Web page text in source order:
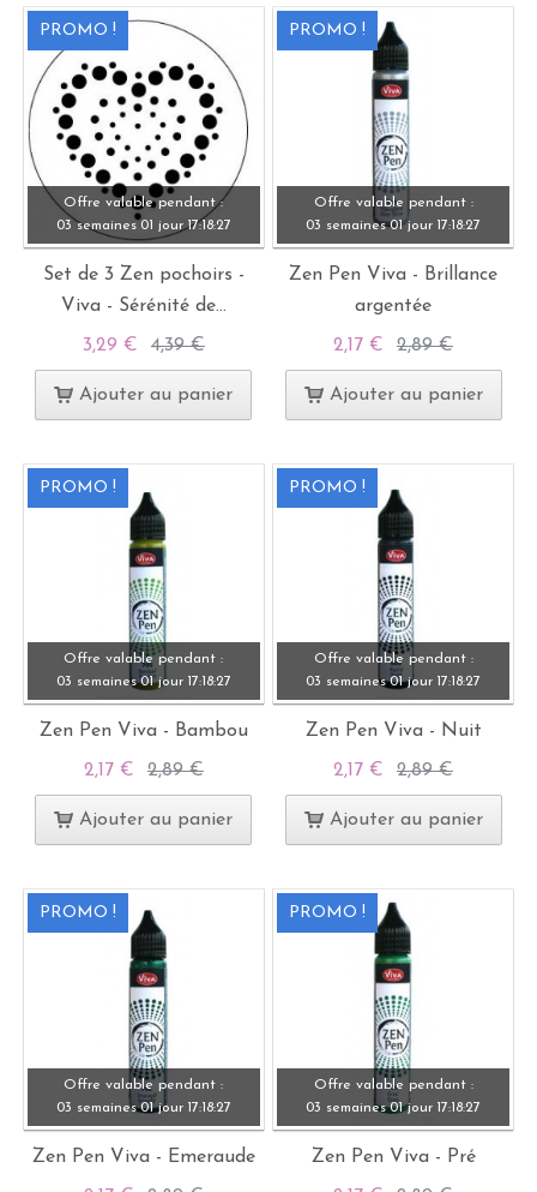
PROMO !
Offre valable pendant :
03 semaines 01 jour 17:18:27
Set de 3 Zen pochoirs -
Viva - Sérénité de...
3,29 € 4,39 €
Ajouter au panier
PROMO !
Offre valable pendant :
03 semaines 01 jour 17:18:27
Zen Pen Viva - Brillance
argentée
2,17 € 2,89 €
Ajouter au panier
PROMO !
Offre valable pendant :
03 semaines 01 jour 17:18:27
Zen Pen Viva - Bambou
2,17 € 2,89 €
Ajouter au panier
PROMO !
Offre valable pendant :
03 semaines 01 jour 17: 18:27
Zen Pen Viva - Nuit
2,17 € 2,89 €
Ajouter au panier
PROMO !
Offre valable pendant :
03 semaines 01 jour 17:18:27
Zen Pen Viva - Emeraude
PROMO !
Offre valable pendant :
03 semaines 01 jour 17:18:27
Zen Pen Viva - Pré